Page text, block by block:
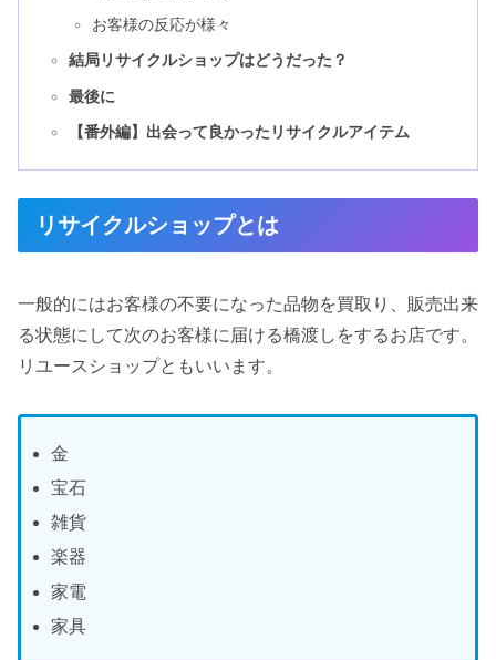
お客様の反応が様々
結局リサイクルショップはどうだった？
最後に
【番外編】出会って良かったリサイクルアイテム
リサイクルショップとは
一般的にはお客様の不要になった品物を買取り、販売出来
る状態にして次のお客様に届ける橋渡しをするお店です。
リユースショップともいいます。
金
宝石
雑貨
楽器
家電
家具